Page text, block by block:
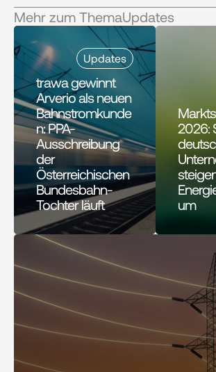
Mehr zum ThemaUpdates
Updates
trawa gewinnt
Arverio als neuen
Bahnstromkunde
n: PPA-
Ausschreibung
der
Österreichischen
Bundesbahn-
Tochter läuft
2026:
um